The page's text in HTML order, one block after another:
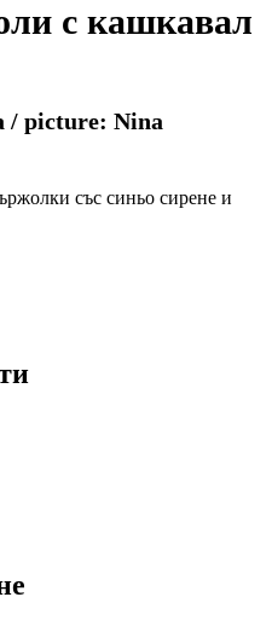
с кашкавал
/ picture: Nina
със синьо сирене и